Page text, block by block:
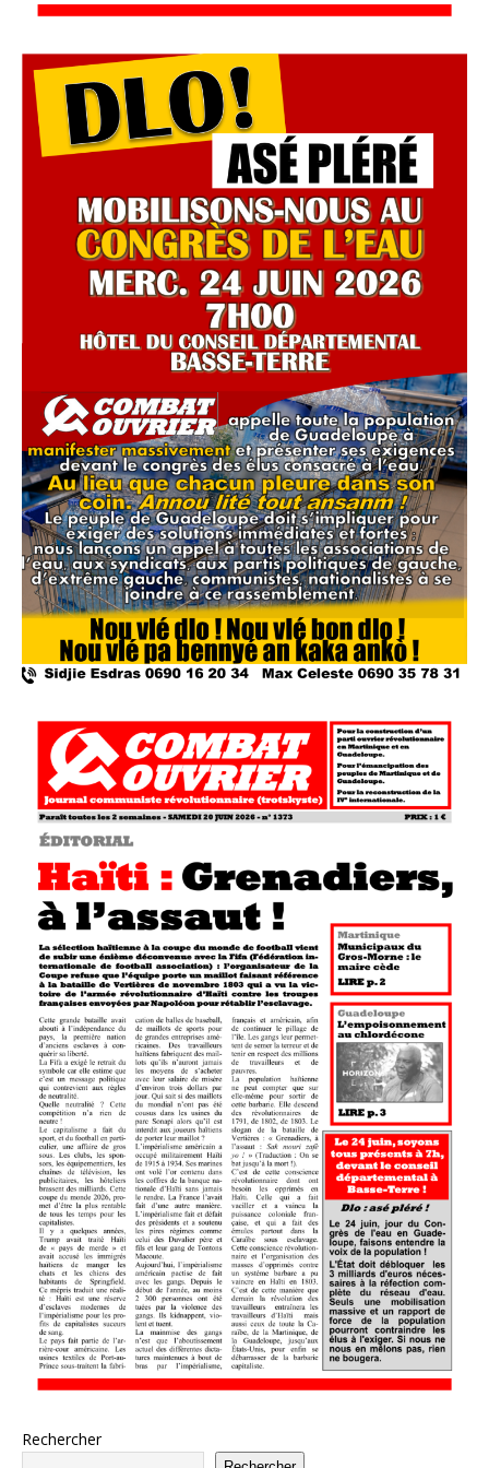
Rechercher